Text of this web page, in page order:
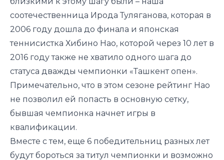
соотечественница Ирода Туляганова, которая в
2006 году дошла до финала и японская
теннисистка Хибино Нао, которой через 10 лет в
2016 году также не хватило одного шага до
статуса дважды чемпионки «Ташкент опен».
Примечательно, что в этом сезоне рейтинг Нао
не позволил ей попасть в основную сетку,
бывшая чемпионка начнет игры в
квалификации.
Вместе с тем, еще 6 победительниц разных лет
будут бороться за титул чемпионки и возможно